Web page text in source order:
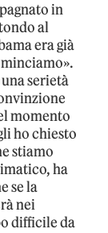
in
al
era già
serietà
momento
ho chiesto
stiamo
ha
se la
nei
difficile da